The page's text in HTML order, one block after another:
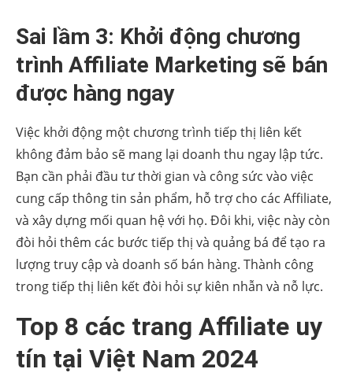
Sai lầm 3: Khởi động chương
trình Affiliate Marketing sẽ bán
được hàng ngay
Việc khởi động một chương trình tiếp thị liên kết
không đảm bảo sẽ mang lại doanh thu ngay lập tức.
Bạn cần phải đầu tư thời gian và công sức vào việc
cung cấp thông tin sản phẩm, hỗ trợ cho các Affiliate,
và xây dựng mối quan hệ với họ. Đôi khi, việc này còn
đòi hỏi thêm các bước tiếp thị và quảng bá để tạo ra
lượng truy cập và doanh số bán hàng. Thành công
trong tiếp thị liên kết đòi hỏi sự kiên nhẫn và nỗ lực.
Top 8 các trang Affiliate uy
tín tại Việt Nam 2024